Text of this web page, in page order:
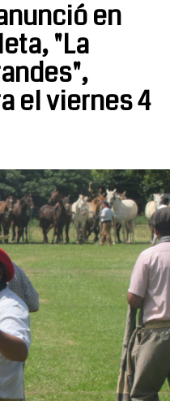
en
"La
el viernes 4